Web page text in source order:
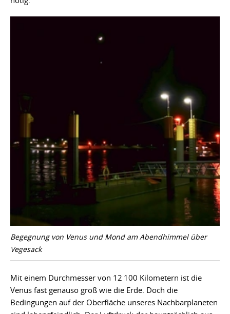
Begegnung von Venus und Mond am Abendhimmel über
Vegesack
Mit einem Durchmesser von 12 100 Kilometern ist die
Venus fast genauso groß wie die Erde. Doch die
Bedingungen auf der Oberfläche unseres Nachbarplaneten